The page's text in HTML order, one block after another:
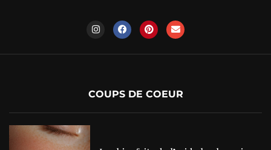
COUPS DE COEUR